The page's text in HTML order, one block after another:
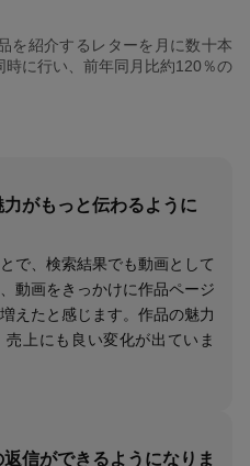
を紹介するレターを月に数十本
に行い、前年同月比約120％の
がもっと伝わるように
で、検索結果でも動画として
動画をきっかけに作品ページ
えたと感じます。作品の魅力
上にも良い変化が出ていま
信ができるようになりま